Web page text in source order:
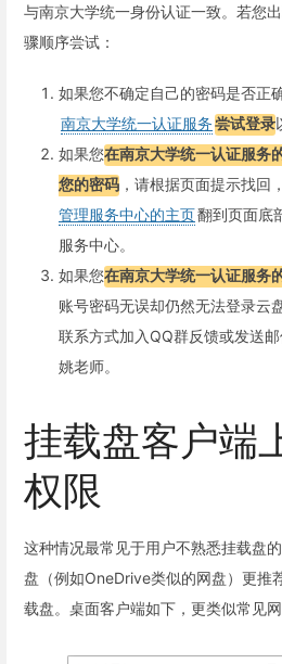
与南京大学统一身份认证一致。若您
骤顺序尝试：
如果您不确定自己的密码是否正
南京大学统一认证服务尝试登录
如果您在南京大学统一认证服务
您的密码 ，请根据页面提示找回
管理服务中心的主页翻到页面底
服务中心。
如果您在南京大学统一认证服务
账号密码无误却仍然无法登录云
联系方式加入QQ群反馈或发送
姚老师。
挂载盘客户端
权限
这种情况最常见于用户不熟悉挂载盘
盘（例如OneDrive类似的网盘）更推
载盘。桌面客户端如下，更类似常见